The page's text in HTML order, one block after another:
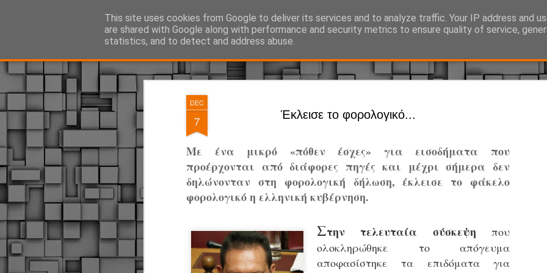
DEC
7 Έκλεισε το φορολογικό...
Με ένα μικρό «πόθεν έσχες» για εισοδήματα που
προέρχονται από διάφορες πηγές και μέχρι σήμερα δεν
δηλώνονταν στη φορολογική δήλωση, έκλεισε το φάκελο
φορολογικό η ελληνική κυβέρνηση.
Στην τελευταία σύσκεψη που
ολοκληρώθηκε το απόγευμα
αποφασίστηκε τα επιδόματα για
This site uses cookies from Google to deliver its services and to analyze traffic. Your IP address and
are shared with Google along with performance and security metrics to ensure quality of service,
statistics, and to detect and address abuse.
ΔΗΜΟΤΙΚΗ ΑΣΤΥΝΟΜΙΑ, τα νέα! Ό, τι συμβαίνει γύρω από τη Δημοτική Αστυνομία, την τοπική
Ξεκινά επίσημα η
παρουσία του Δήμου
χώρους.
Η νέα υπηρεσία θα